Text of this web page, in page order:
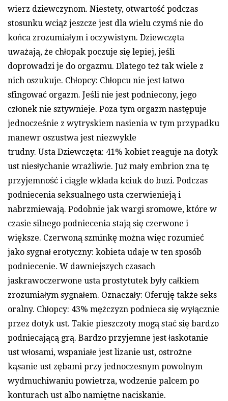
wierz dziewczynom. Niestety, otwartość podczas
stosunku wciąż jeszcze jest dla wielu czymś nie do
końca zrozumiałym i oczywistym. Dziewczęta
uważają, że chłopak poczuje się lepiej, jeśli
doprowadzi je do orgazmu. Dlatego też tak wiele z
nich oszukuje. Chłopcy: Chłopcu nie jest łatwo
sfingować orgazm. Jeśli nie jest podniecony, jego
członek nie sztywnieje. Poza tym orgazm następuje
jednocześnie z wytryskiem nasienia w tym przypadku
manewr oszustwa jest niezwykle
trudny. Usta Dziewczęta: 41% kobiet reaguje na dotyk
ust niesłychanie wrażliwie. Już mały embrion zna tę
przyjemność i ciągle wkłada kciuk do buzi. Podczas
podniecenia seksualnego usta czerwienieją i
nabrzmiewają. Podobnie jak wargi sromowe, które w
czasie silnego podniecenia stają się czerwone i
większe. Czerwoną szminkę można więc rozumieć
jako sygnał erotyczny: kobieta udaje w ten sposób
podniecenie. W dawniejszych czasach
jaskrawoczerwone usta prostytutek były całkiem
zrozumiałym sygnałem. Oznaczały: Oferuję także seks
oralny. Chłopcy: 43% mężczyzn podnieca się wyłącznie
przez dotyk ust. Takie pieszczoty mogą stać się bardzo
podniecającą grą. Bardzo przyjemne jest łaskotanie
ust włosami, wspaniałe jest lizanie ust, ostrożne
kąsanie ust zębami przy jednoczesnym powolnym
wydmuchiwaniu powietrza, wodzenie palcem po
konturach ust albo namiętne naciskanie.